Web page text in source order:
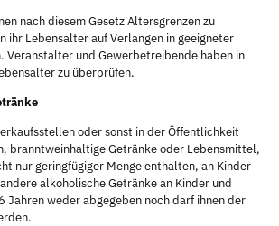
nach diesem Gesetz Altersgrenzen zu
ihr Lebensalter auf Verlangen in geeigneter
Veranstalter und Gewerbetreibende haben in
zu überprüfen.
oder sonst in der Öffentlichkeit
branntweinhaltige Getränke oder Lebensmittel,
nur geringfügiger Menge enthalten, an Kinder
alkoholische Getränke an Kinder und
Jahren weder abgegeben noch darf ihnen der